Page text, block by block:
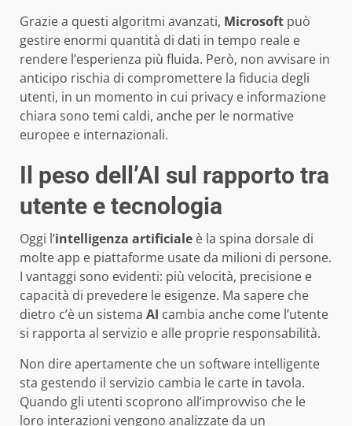
Grazie a questi algoritmi avanzati, Microsoft può
gestire enormi quantità di dati in tempo reale e
rendere l’esperienza più fluida. Però, non avvisare in
anticipo rischia di compromettere la fiducia degli
utenti, in un momento in cui privacy e informazione
chiara sono temi caldi, anche per le normative
europee e internazionali.
Il peso dell’AI sul rapporto tra
utente e tecnologia
Oggi l’intelligenza artificiale è la spina dorsale di
molte app e piattaforme usate da milioni di persone.
I vantaggi sono evidenti: più velocità, precisione e
capacità di prevedere le esigenze. Ma sapere che
dietro c’è un sistema AI cambia anche come l’utente
si rapporta al servizio e alle proprie responsabilità.
Non dire apertamente che un software intelligente
sta gestendo il servizio cambia le carte in tavola.
Quando gli utenti scoprono all’improvviso che le
loro interazioni vengono analizzate da un